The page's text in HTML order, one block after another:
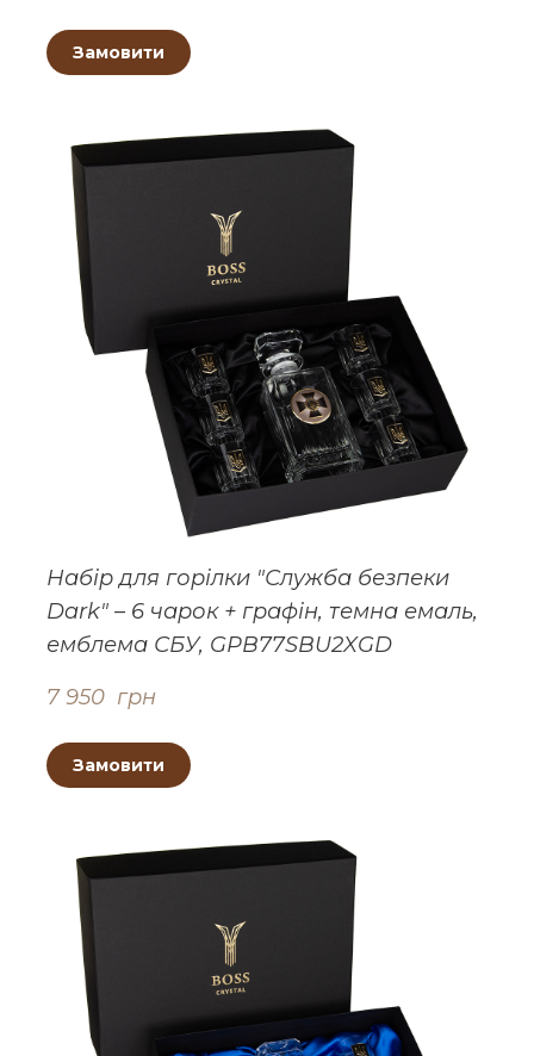
Замовити
Набір для горілки "Служба безпеки
Dark" – 6 чарок + графін, темна емаль,
емблема СБУ, GPB77SBU2XGD
7 950  грн
Замовити